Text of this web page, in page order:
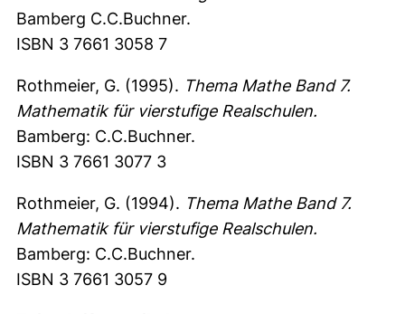
Bamberg C.C.Buchner.
ISBN 3 7661 3058 7
Rothmeier, G. (1995). Thema Mathe Band 7.
Mathematik für vierstufige Realschulen.
Bamberg: C.C.Buchner.
ISBN 3 7661 3077 3
Rothmeier, G. (1994). Thema Mathe Band 7.
Mathematik für vierstufige Realschulen.
Bamberg: C.C.Buchner.
ISBN 3 7661 3057 9